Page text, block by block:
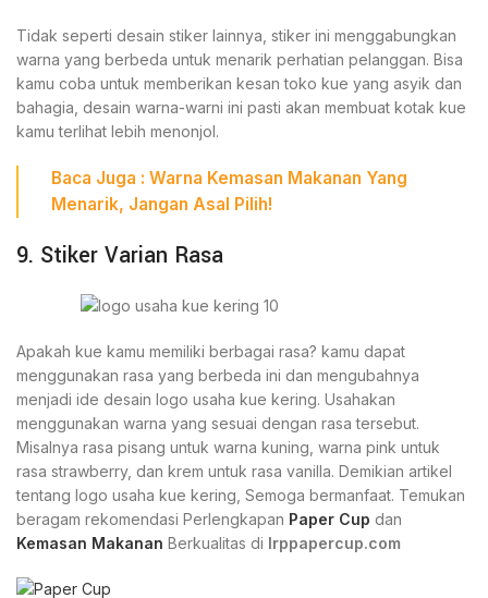
Tidak seperti desain stiker lainnya, stiker ini menggabungkan
warna yang berbeda untuk menarik perhatian pelanggan. Bisa
kamu coba untuk memberikan kesan toko kue yang asyik dan
bahagia, desain warna-warni ini pasti akan membuat kotak kue
kamu terlihat lebih menonjol.
Baca Juga : Warna Kemasan Makanan Yang
Menarik, Jangan Asal Pilih!
9. Stiker Varian Rasa
Apakah kue kamu memiliki berbagai rasa? kamu dapat
menggunakan rasa yang berbeda ini dan mengubahnya
menjadi ide desain logo usaha kue kering. Usahakan
menggunakan warna yang sesuai dengan rasa tersebut.
Misalnya rasa pisang untuk warna kuning, warna pink untuk
rasa strawberry, dan krem untuk rasa vanilla. Demikian artikel
tentang logo usaha kue kering, Semoga bermanfaat. Temukan
beragam rekomendasi Perlengkapan Paper Cup dan
Kemasan Makanan Berkualitas di Irppapercup.com